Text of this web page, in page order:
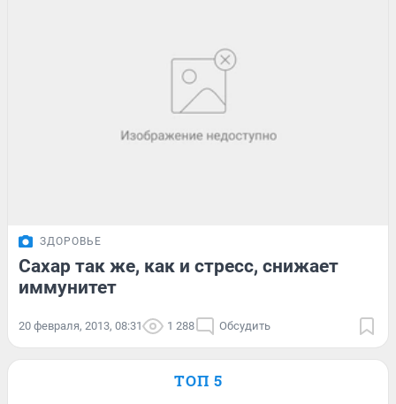
ЗДОРОВЬЕ
Сахар так же, как и стресс, снижает
иммунитет
20 февраля, 2013, 08:31 1 288 Обсудить
ТОП 5